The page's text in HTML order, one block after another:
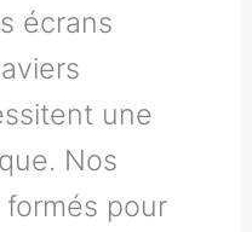
écrans
une
Nos
pour